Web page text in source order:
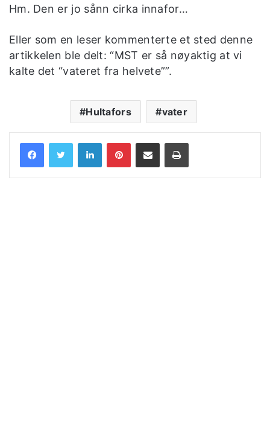
Hm. Den er jo sånn cirka innafor…
Eller som en leser kommenterte et sted denne
artikkelen ble delt: “MST er så nøyaktig at vi
kalte det “vateret fra helvete””.
Hultafors vater
LinkedInPinterestShare via Email Print